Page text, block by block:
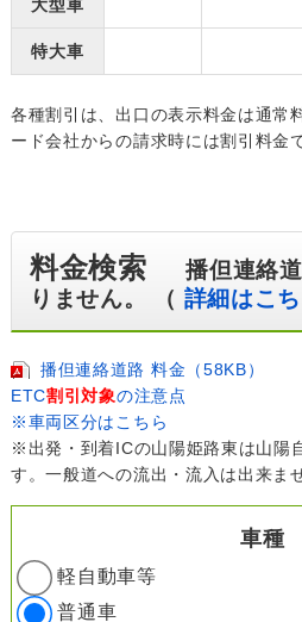
大型車
特大車
各種割引は、出口の表示料金は通常
ード会社からの請求時には割引料金
料金検索播但連絡
りません。 （ 詳細はこ
播但連絡道路 料金（58KB）
ETC割引対象の注意点
※車両区分はこちら
※出発・到着ICの山陽姫路東は山陽
す。一般道への流出・流入は出来ま
車種
軽自動車等
普通車